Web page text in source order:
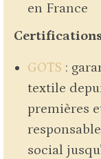
en France
GOTS :
textile
premières
social